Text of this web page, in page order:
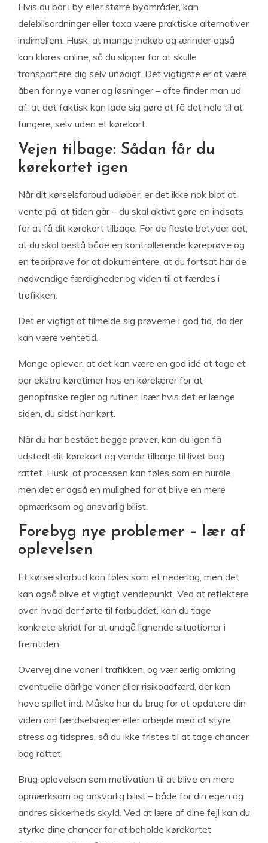
Hvis du bor i by eller større byområder, kan
delebilsordninger eller taxa være praktiske alternativer
indimellem. Husk, at mange indkøb og ærinder også
kan klares online, så du slipper for at skulle
transportere dig selv unødigt. Det vigtigste er at være
åben for nye vaner og løsninger – ofte finder man ud
af, at det faktisk kan lade sig gøre at få det hele til at
fungere, selv uden et kørekort.
Vejen tilbage: Sådan får du
kørekortet igen
Når dit kørselsforbud udløber, er det ikke nok blot at
vente på, at tiden går – du skal aktivt gøre en indsats
for at få dit kørekort tilbage. For de fleste betyder det,
at du skal bestå både en kontrollerende køreprøve og
en teoriprøve for at dokumentere, at du fortsat har de
nødvendige færdigheder og viden til at færdes i
trafikken.
Det er vigtigt at tilmelde sig prøverne i god tid, da der
kan være ventetid.
Mange oplever, at det kan være en god idé at tage et
par ekstra køretimer hos en kørelærer for at
genopfriske regler og rutiner, især hvis det er længe
siden, du sidst har kørt.
Når du har bestået begge prøver, kan du igen få
udstedt dit kørekort og vende tilbage til livet bag
rattet. Husk, at processen kan føles som en hurdle,
men det er også en mulighed for at blive en mere
opmærksom og ansvarlig bilist.
Forebyg nye problemer – lær af
oplevelsen
Et kørselsforbud kan føles som et nederlag, men det
kan også blive et vigtigt vendepunkt. Ved at reflektere
over, hvad der førte til forbuddet, kan du tage
konkrete skridt for at undgå lignende situationer i
fremtiden.
Overvej dine vaner i trafikken, og vær ærlig omkring
eventuelle dårlige vaner eller risikoadfærd, der kan
have spillet ind. Måske har du brug for at opdatere din
viden om færdselsregler eller arbejde med at styre
stress og tidspres, så du ikke fristes til at tage chancer
bag rattet.
Brug oplevelsen som motivation til at blive en mere
opmærksom og ansvarlig bilist – både for din egen og
andres sikkerheds skyld. Ved at lære af dine fejl kan du
styrke dine chancer for at beholde kørekortet